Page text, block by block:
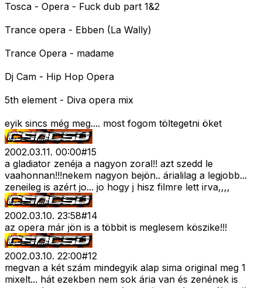
Tosca - Opera - Fuck dub part 1&2
Trance opera - Ebben (La Wally)
Trance Opera - madame
Dj Cam - Hip Hop Opera
5th element - Diva opera mix
eyik sincs még meg.... most fogom töltegetni öket
2002.03.11. 00:00#15
a gladiator zenéja a nagyon zoral!! azt szedd le
vaahonnan!!!nekem nagyon bejön.. árialilag a legjobb...
zeneileg is azért jo... jo hogy j hisz filmre lett irva,,,,
2002.03.10. 23:58#14
az opera már jön is a többit is meglesem köszike!!!
2002.03.10. 22:00#12
megvan a két szám mindegyik alap sima original meg 1
mixelt... hát ezekben nem sok ária van és zenének is